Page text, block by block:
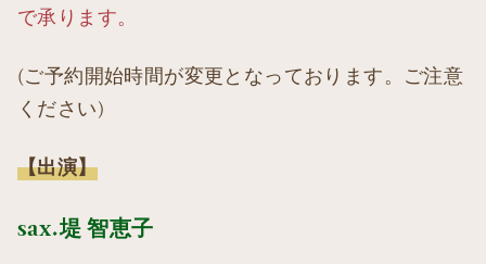
で承ります。
(ご予約開始時間が変更となっております。ご注意
ください)
【出演】
sax.堤 智恵子